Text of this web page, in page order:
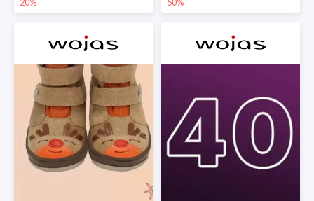
20% 50%